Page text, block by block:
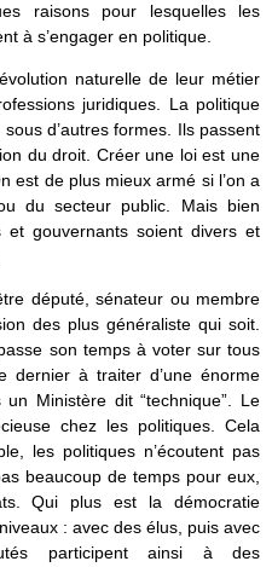
raisons pour lesquelles les
à s’engager en politique.
naturelle de leur métier
juridiques. La politique
d’autres formes. Ils passent
du droit. Créer une loi est une
est de plus mieux armé si l’on a
du secteur public. Mais bien
gouvernants soient divers et
député, sénateur ou membre
des plus généraliste qui soit.
son temps à voter sur tous
dernier à traiter d’une énorme
Ministère dit “technique”. Le
chez les politiques. Cela
les politiques n’écoutent pas
beaucoup de temps pour eux,
Qui plus est la démocratie
: avec des élus, puis avec
participent ainsi à des